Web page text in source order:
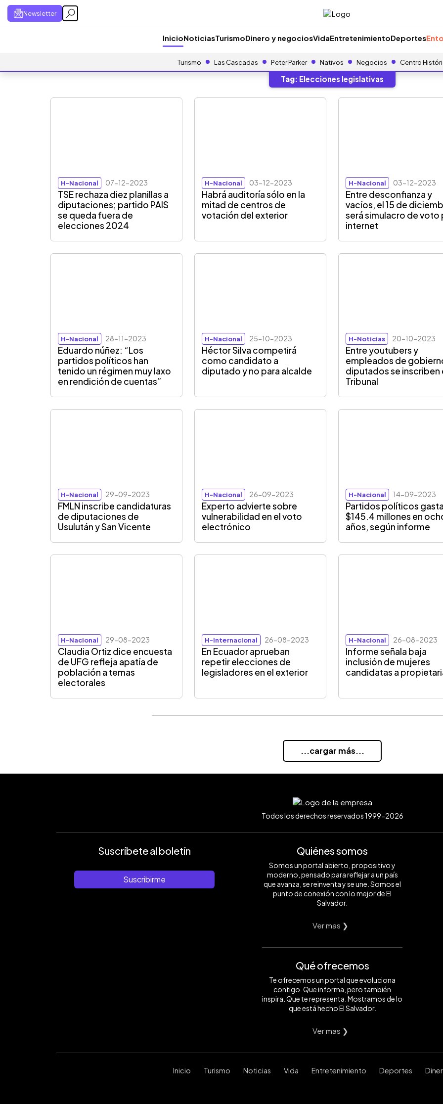
Newsletter
InicioNoticiasTurismoDinero y negociosVidaEntretenimientoDeportes
Turismo Las Cascadas Peter Parker Nativos Negocios Centro
Tag: Elecciones legislativas
H-Nacional 07-12-2023
TSE rechaza diez planillas a
diputaciones; partido PAIS
se queda fuera de
elecciones 2024
H-Nacional 03-12-2023
Habrá auditoría sólo en la
mitad de centros de
votación del exterior
H-Nacional 03-12-2023
Entre desconfianza y
vacíos, el 15 de
será simulacro de voto
internet
H-Nacional 28-11-2023
Eduardo núñez: “Los
partidos políticos han
tenido un régimen muy laxo
en rendición de cuentas”
H-Nacional 25-10-2023
Héctor Silva competirá
como candidato a
diputado y no para alcalde
H-Noticias 20-10-2023
Entre youtubers y
empleados de
diputados se inscriben
Tribunal
H-Nacional 29-09-2023
FMLN inscribe candidaturas
de diputaciones de
Usulután y San Vicente
H-Nacional 26-09-2023
Experto advierte sobre
vulnerabilidad en el voto
electrónico
H-Nacional 14-09-2023
Partidos políticos
$145.4 millones en
años, según informe
H-Nacional 29-08-2023
Claudia Ortiz dice encuesta
de UFG refleja apatía de
población a temas
electorales
H-Internacional 26-08-2023
En Ecuador aprueban
repetir elecciones de
legisladores en el exterior
H-Nacional 26-08-2023
Informe señala baja
inclusión de mujeres
candidatas a
...cargar más...
Todos los derechos reservados 1999-2026
Suscríbete al boletín
Suscribirme
Quiénes somos
Somos un portal abierto, propositivo y
moderno, pensado para reflejar a un país
que avanza, se reinventa y se une. Somos el
punto de conexión con lo mejor de El
Salvador.
Ver mas ❯
Qué ofrecemos
Te ofrecemos un portal que evoluciona
contigo. Que informa, pero también
inspira. Que te representa. Mostramos de lo
que está hecho El Salvador.
Ver mas ❯
Inicio Turismo Noticias Vida Entretenimiento Deportes